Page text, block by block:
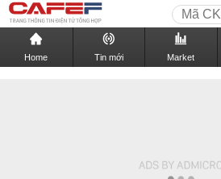
Home Tin mới Market